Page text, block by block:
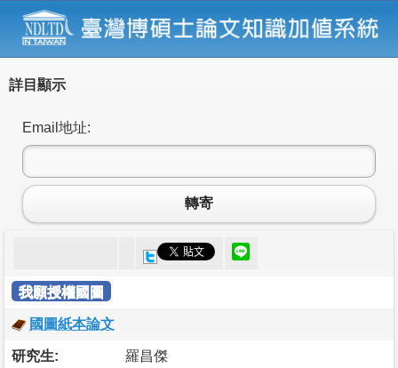
詳目顯示
Email地址:
轉寄
我願授權國圖
國圖紙本論文
研究生: 羅昌傑